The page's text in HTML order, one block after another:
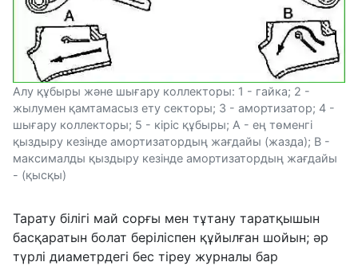
Алу құбыры және шығару коллекторы: 1 - гайка; 2 -
жылумен қамтамасыз ету секторы; 3 - амортизатор; 4 -
шығару коллекторы; 5 - кіріс құбыры; A - ең төменгі
қыздыру кезінде амортизатордың жағдайы (жазда); B -
максималды қыздыру кезінде амортизатордың жағдайы
- (қысқы)
Тарату білігі май сорғы мен тұтану таратқышын
басқаратын болат беріліспен құйылған шойын; әр
түрлі диаметрдегі бес тіреу журналы бар